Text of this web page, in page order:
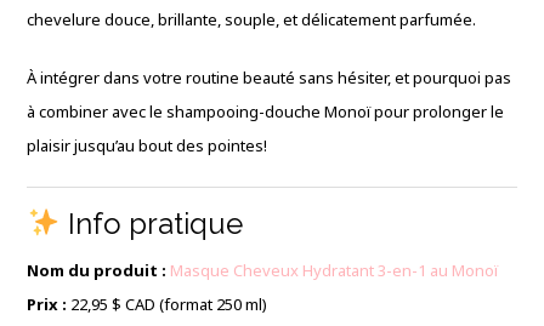
chevelure douce, brillante, souple, et délicatement parfumée.
À intégrer dans votre routine beauté sans hésiter, et pourquoi pas
à combiner avec le shampooing-douche Monoï pour prolonger le
plaisir jusqu’au bout des pointes!
Info pratique
Nom du produit : Masque Cheveux Hydratant 3-en-1 au Monoï
Prix : 22,95 $ CAD (format 250 ml)